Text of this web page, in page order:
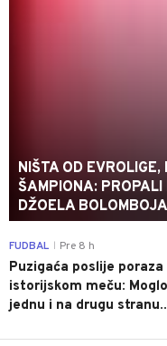
NIŠTA OD
ŠAMPIONA:
DŽOELA BOLOMBOJA
FUDBAL Pre 8 h
Puzigaća poslije poraza
istorijskom meču:
jednu i na drugu